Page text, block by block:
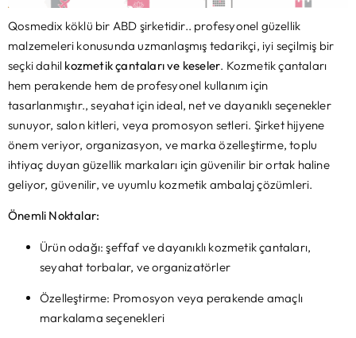
Qosmedix köklü bir ABD şirketidir.. profesyonel güzellik
malzemeleri konusunda uzmanlaşmış tedarikçi, iyi seçilmiş bir
seçki dahil kozmetik çantaları ve keseler. Kozmetik çantaları
hem perakende hem de profesyonel kullanım için
tasarlanmıştır., seyahat için ideal, net ve dayanıklı seçenekler
sunuyor, salon kitleri, veya promosyon setleri. Şirket hijyene
önem veriyor, organizasyon, ve marka özelleştirme, toplu
ihtiyaç duyan güzellik markaları için güvenilir bir ortak haline
geliyor, güvenilir, ve uyumlu kozmetik ambalaj çözümleri.
Önemli Noktalar:
Ürün odağı: şeffaf ve dayanıklı kozmetik çantaları,
seyahat torbalar, ve organizatörler
Özelleştirme: Promosyon veya perakende amaçlı
markalama seçenekleri